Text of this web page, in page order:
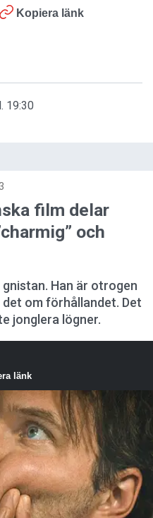
Kopiera länk
19:30
film delar
och
Han är otrogen
om förhållandet. Det
jonglera lögner.
länk